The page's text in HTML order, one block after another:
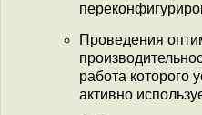
Проведения
работа которого
активно